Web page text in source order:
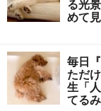
る光
めて見
毎日
ただ
生「
てる